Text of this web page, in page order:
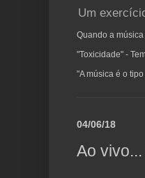
Um
Quando a
"Toxicidade" -
"A música é o
04/06/18
Ao